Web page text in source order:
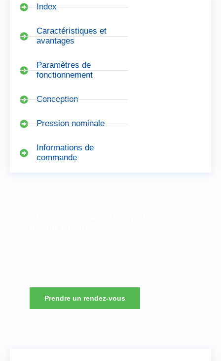
Index
Caractéristiques et
avantages
Paramètres de
fonctionnement
Conception
Pression nominale
Informations de
commande
Prendre un rendez-vous